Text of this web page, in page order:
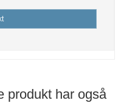
produkt har også